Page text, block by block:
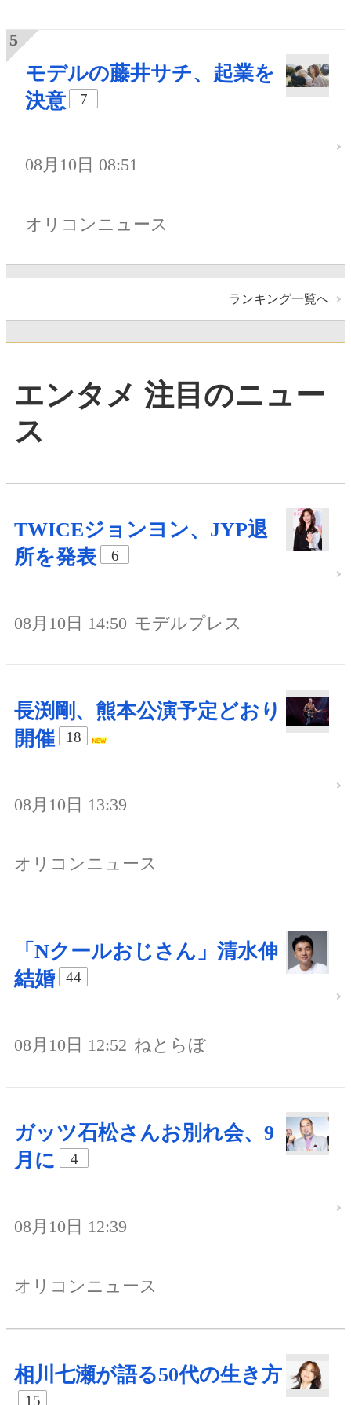
モデルの藤井サチ、起業を
決意
7
08月10日 08:51
オリコンニュース
ランキング一覧へ
エンタメ 注目のニュー
ス
TWICEジョンヨン、JYP退
所を発表
6
08月10日 14:50 モデルプレス
長渕剛、熊本公演予定どおり
開催
18
08月10日 13:39
オリコンニュース
「Nクールおじさん」清水伸
結婚
44
08月10日 12:52 ねとらぼ
ガッツ石松さんお別れ会、9
月に
4
08月10日 12:39
オリコンニュース
相川七瀬が語る50代の生き方
15